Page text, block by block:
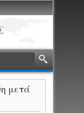
μετά